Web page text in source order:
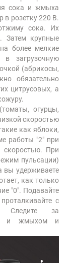
сока и жмыха
в розетку 220 В.
сока. Их
Затем крупные
более мелкие
загрузочную
(абрикосы,
обязательно
цитрусовых, а
огурцы,
скоростью
как яблоки,
работы "2" при
скоростью. При
пульсации)
вы удерживаете
как только
"0". Подавайте
с
Следите за
и жмыхом и